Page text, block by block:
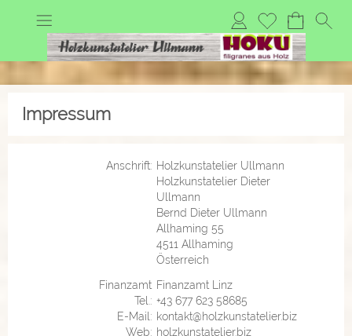
Impressum
Anschrift: Holzkunstatelier Ullmann
Holzkunstatelier Dieter
Ullmann
Bernd Dieter Ullmann
Allhaming 55
4511 Allhaming
Österreich
Finanzamt Finanzamt Linz
Tel.: +43 677 623 58685
E-Mail: kontakt@holzkunstatelier.biz
Web: holzkunstatelier.biz